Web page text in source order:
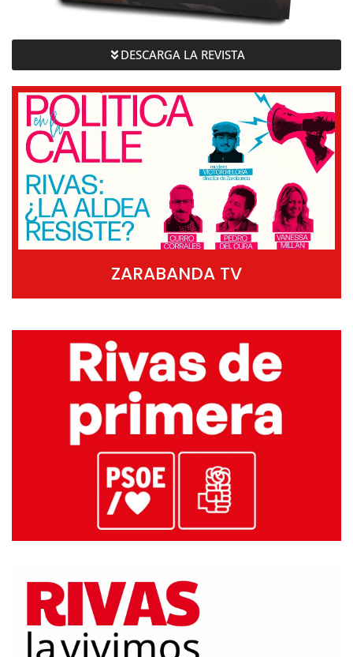
DESCARGA LA REVISTA
ZARABANDA TV